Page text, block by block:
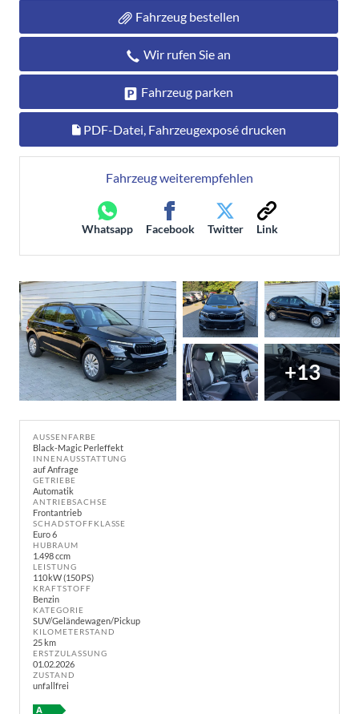
Fahrzeug bestellen
Wir rufen Sie an
Fahrzeug parken
PDF-Datei, Fahrzeugexposé drucken
Fahrzeug weiterempfehlen
Whatsapp Facebook Twitter Link
+13
AUSSENFARBE
Black-Magic Perleffekt
INNENAUSSTATTUNG
auf Anfrage
GETRIEBE
Automatik
ANTRIEBSACHSE
Frontantrieb
SCHADSTOFFKLASSE
Euro 6
HUBRAUM
1.498 ccm
LEISTUNG
110 kW (150 PS)
KRAFTSTOFF
Benzin
KATEGORIE
SUV/Geländewagen/Pickup
KILOMETERSTAND
25 km
ERSTZULASSUNG
01.02.2026
ZUSTAND
unfallfrei